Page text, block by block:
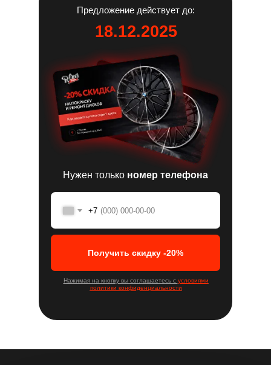
Предложение действует до:
Нужен только номер телефона
18.12.2025
+7
Получить скидку -20%
Нажимая на кнопку вы соглашаетесь с условиями
политики конфиденциальности